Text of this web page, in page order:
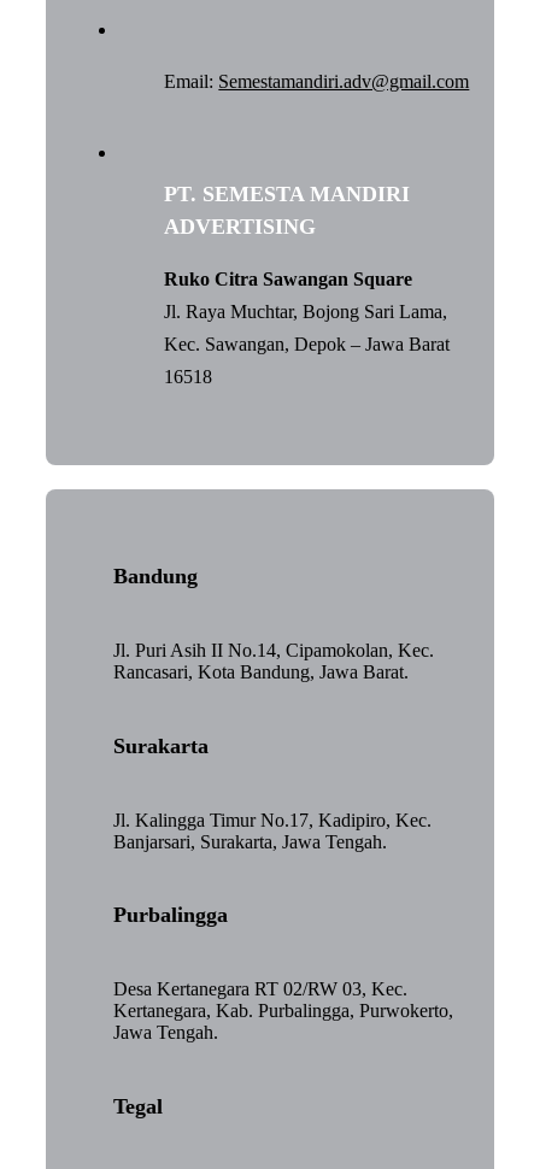
Email: Semestamandiri.adv@gmail.com
PT. SEMESTA MANDIRI
ADVERTISING
Ruko Citra Sawangan Square
Jl. Raya Muchtar, Bojong Sari Lama,
Kec. Sawangan, Depok – Jawa Barat
16518
Bandung
Jl. Puri Asih II No.14, Cipamokolan, Kec.
Rancasari, Kota Bandung, Jawa Barat.
Surakarta
Jl. Kalingga Timur No.17, Kadipiro, Kec.
Banjarsari, Surakarta, Jawa Tengah.
Purbalingga
Desa Kertanegara RT 02/RW 03, Kec.
Kertanegara, Kab. Purbalingga, Purwokerto,
Jawa Tengah.
Tegal